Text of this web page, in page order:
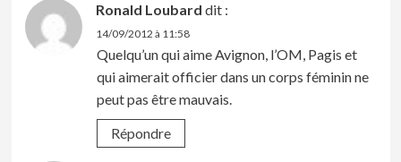
Ronald Loubard dit :
14/09/2012 à 11:58
Quelqu’un qui aime Avignon, l’OM, Pagis et
qui aimerait officier dans un corps féminin ne
peut pas être mauvais.
Répondre